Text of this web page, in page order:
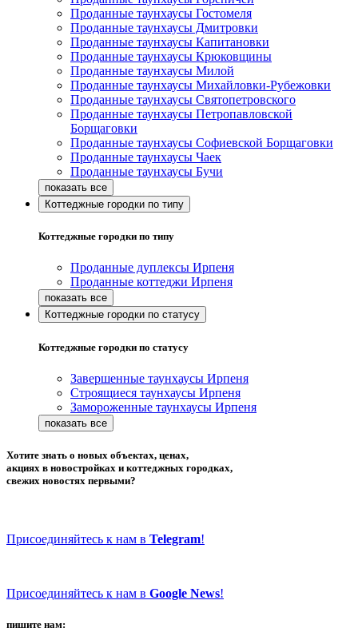
Проданные таунхаусы Гостомеля
Проданные таунхаусы Дмитровки
Проданные таунхаусы Капитановки
Проданные таунхаусы Крюковщины
Проданные таунхаусы Милой
Проданные таунхаусы Михайловки-Рубежовки
Проданные таунхаусы Святопетровского
Проданные таунхаусы Петропавловской
Борщаговки
Проданные таунхаусы Софиевской Борщаговки
Проданные таунхаусы Чаек
Проданные таунхаусы Бучи
Коттеджные городки по типу
Коттеджные городки по типу
Проданные дуплексы Ирпеня
Проданные коттеджи Ирпеня
Коттеджные городки по статусу
Коттеджные городки по статусу
Завершенные таунхаусы Ирпеня
Строящиеся таунхаусы Ирпеня
Замороженные таунхаусы Ирпеня
Хотите знать о новых объектах, ценах,
акциях в новостройках и коттеджных городках,
свежих новостях первыми?
Присоединяйтесь к нам в Telegram!
Присоединяйтесь к нам в Google News!
пишите нам: